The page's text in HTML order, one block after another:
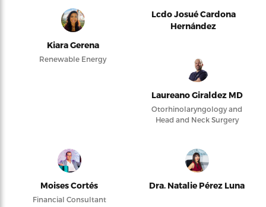
Kiara Gerena
Renewable Energy
Lcdo Josué Cardona
Hernández
Laureano Giraldez MD
Otorhinolaryngology and
Head and Neck Surgery
Moises Cortés
Financial Consultant
Dra. Natalie Pérez Luna